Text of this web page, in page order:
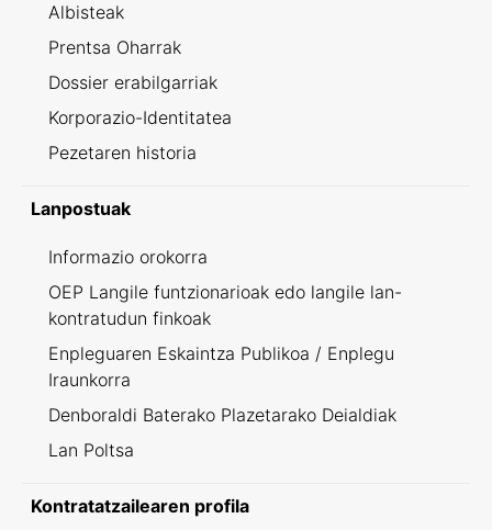
Albisteak
Prentsa Oharrak
Dossier erabilgarriak
Korporazio-Identitatea
Pezetaren historia
Lanpostuak
Informazio orokorra
OEP Langile funtzionarioak edo langile lan-
kontratudun finkoak
Enpleguaren Eskaintza Publikoa / Enplegu
Iraunkorra
Denboraldi Baterako Plazetarako Deialdiak
Lan Poltsa
Kontratatzailearen profila